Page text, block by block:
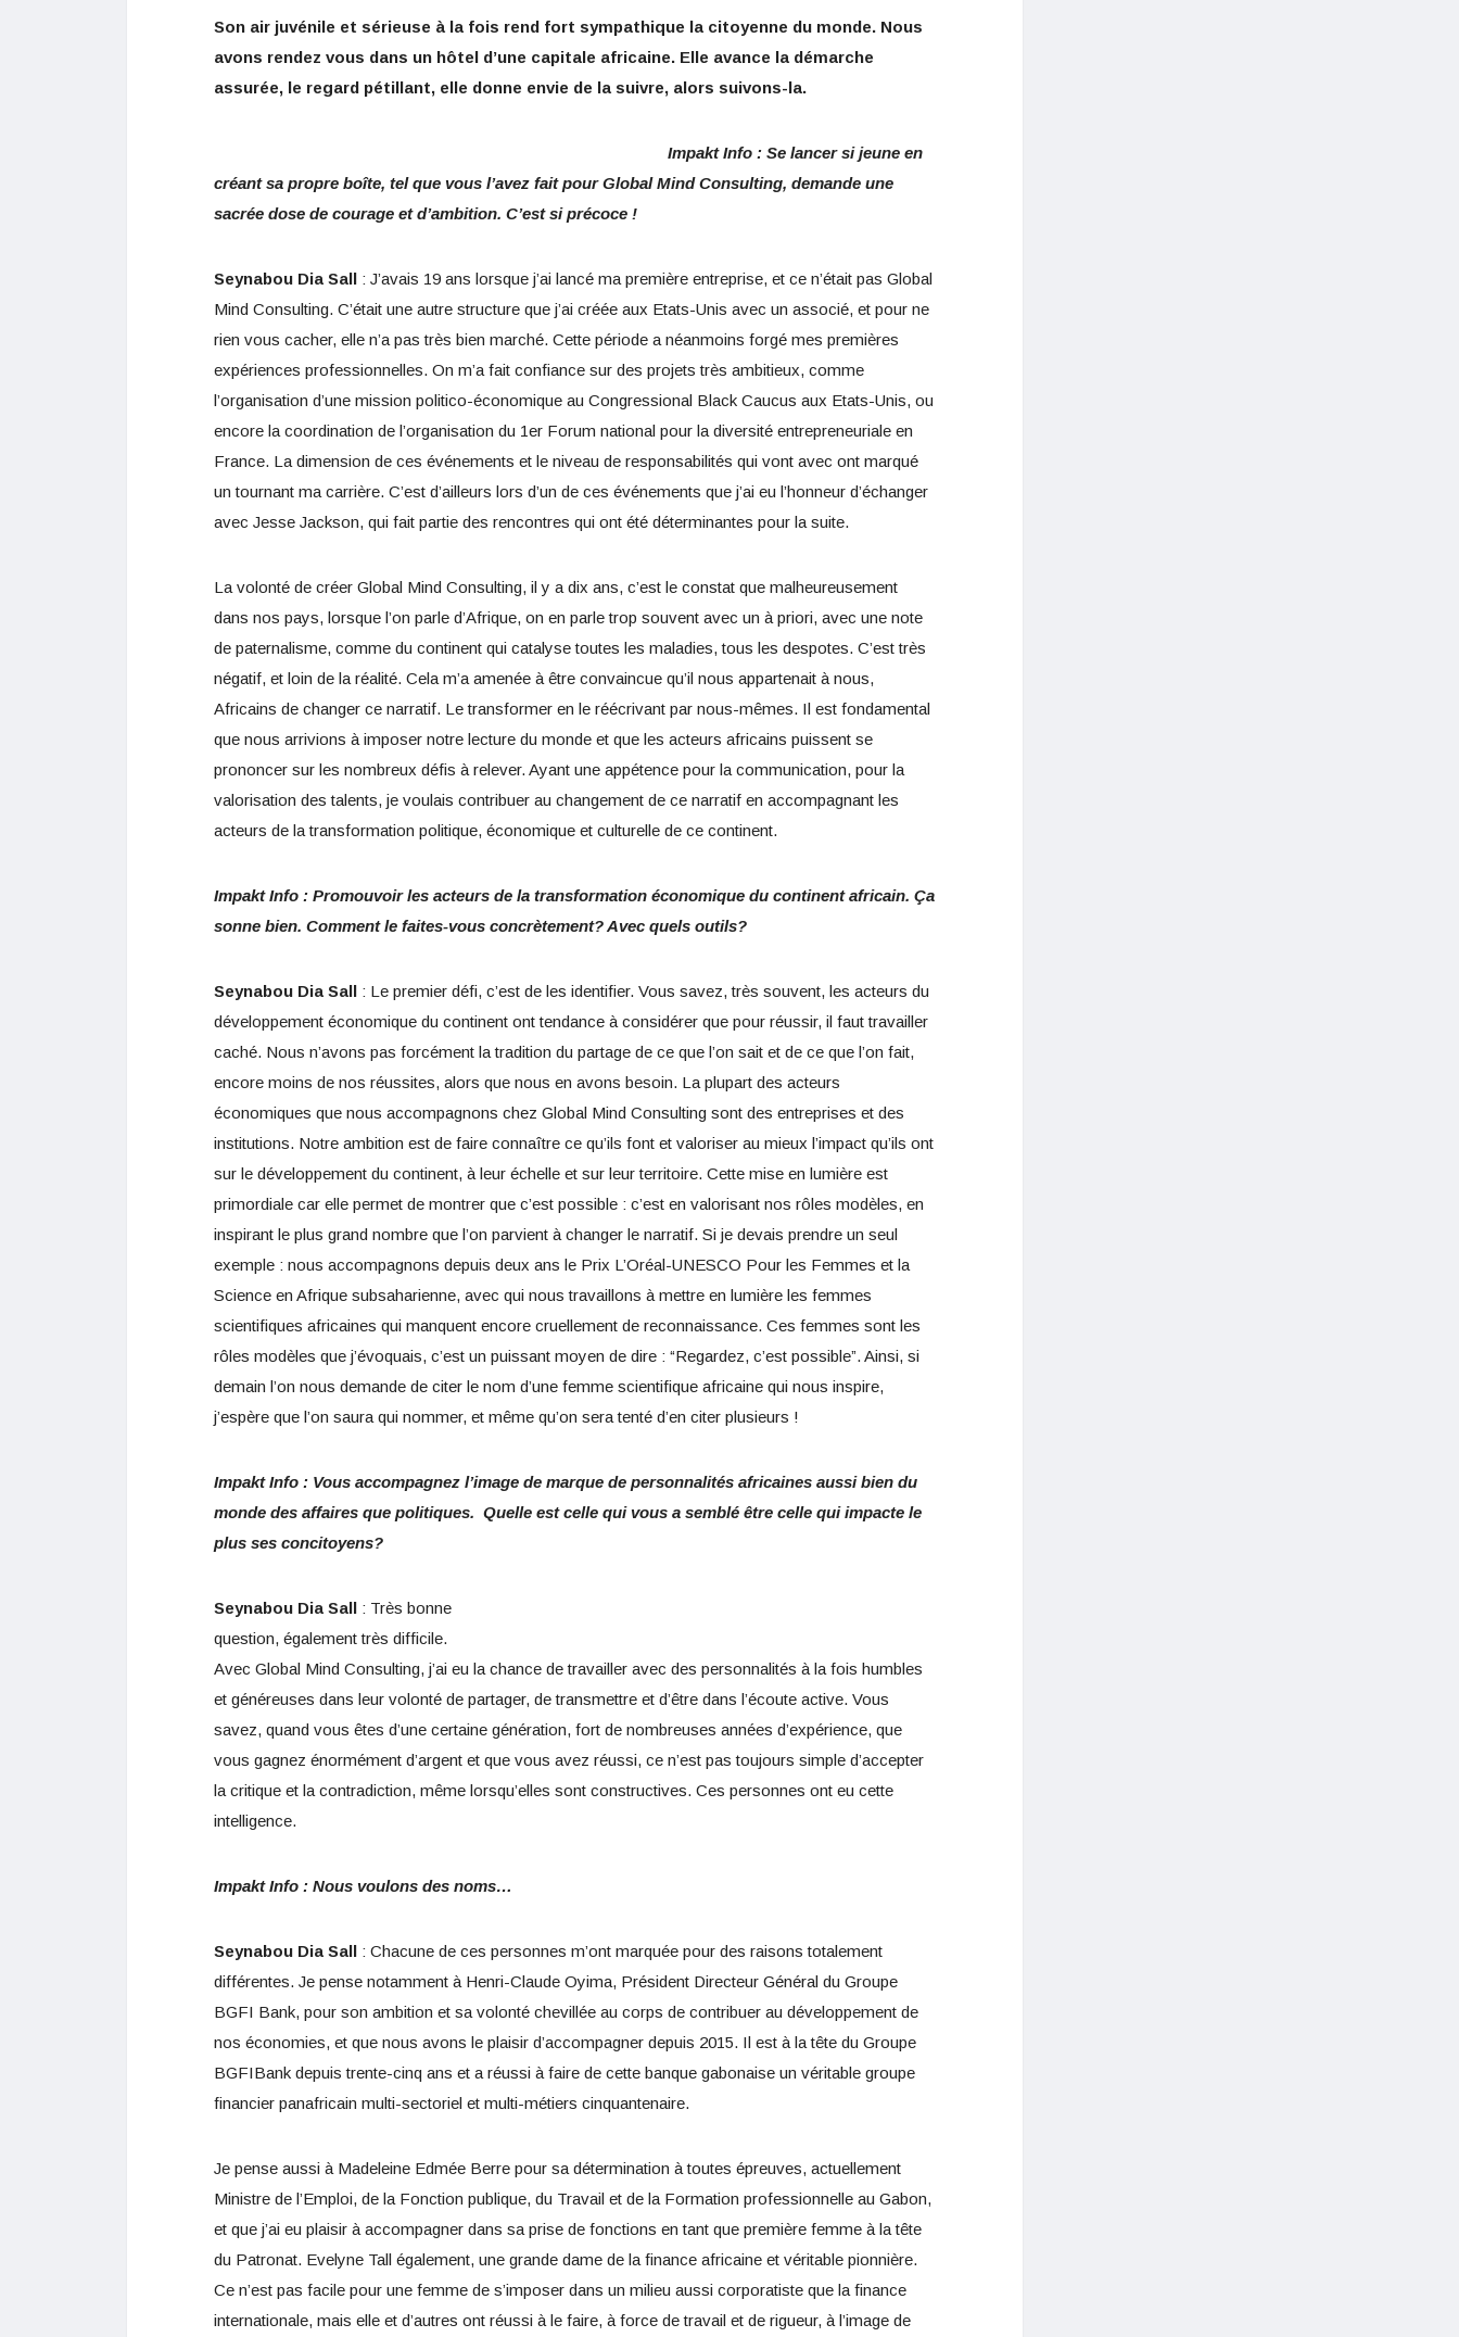
Son air juvénile et sérieuse à la fois rend fort sympathique la citoyenne du monde. Nous
avons rendez vous dans un hôtel d’une capitale africaine. Elle avance la démarche
assurée, le regard pétillant, elle donne envie de la suivre, alors suivons-la.
Impakt Info : Se lancer si jeune en
créant sa propre boîte, tel que vous l’avez fait pour Global Mind Consulting, demande une
sacrée dose de courage et d’ambition. C’est si précoce !
Seynabou Dia Sall : J’avais 19 ans lorsque j’ai lancé ma première entreprise, et ce n’était pas Global
Mind Consulting. C’était une autre structure que j’ai créée aux Etats-Unis avec un associé, et pour ne
rien vous cacher, elle n’a pas très bien marché. Cette période a néanmoins forgé mes premières
expériences professionnelles. On m’a fait confiance sur des projets très ambitieux, comme
l’organisation d’une mission politico-économique au Congressional Black Caucus aux Etats-Unis, ou
encore la coordination de l’organisation du 1er Forum national pour la diversité entrepreneuriale en
France. La dimension de ces événements et le niveau de responsabilités qui vont avec ont marqué
un tournant ma carrière. C’est d’ailleurs lors d’un de ces événements que j’ai eu l’honneur d’échanger
avec Jesse Jackson, qui fait partie des rencontres qui ont été déterminantes pour la suite.
La volonté de créer Global Mind Consulting, il y a dix ans, c’est le constat que malheureusement
dans nos pays, lorsque l’on parle d’Afrique, on en parle trop souvent avec un à priori, avec une note
de paternalisme, comme du continent qui catalyse toutes les maladies, tous les despotes. C’est très
négatif, et loin de la réalité. Cela m’a amenée à être convaincue qu’il nous appartenait à nous,
Africains de changer ce narratif. Le transformer en le réécrivant par nous-mêmes. Il est fondamental
que nous arrivions à imposer notre lecture du monde et que les acteurs africains puissent se
prononcer sur les nombreux défis à relever. Ayant une appétence pour la communication, pour la
valorisation des talents, je voulais contribuer au changement de ce narratif en accompagnant les
acteurs de la transformation politique, économique et culturelle de ce continent.
Impakt Info : Promouvoir les acteurs de la transformation économique du continent africain. Ça
sonne bien. Comment le faites-vous concrètement? Avec quels outils?
Seynabou Dia Sall : Le premier défi, c’est de les identifier. Vous savez, très souvent, les acteurs du
développement économique du continent ont tendance à considérer que pour réussir, il faut travailler
caché. Nous n’avons pas forcément la tradition du partage de ce que l’on sait et de ce que l’on fait,
encore moins de nos réussites, alors que nous en avons besoin. La plupart des acteurs
économiques que nous accompagnons chez Global Mind Consulting sont des entreprises et des
institutions. Notre ambition est de faire connaître ce qu’ils font et valoriser au mieux l’impact qu’ils ont
sur le développement du continent, à leur échelle et sur leur territoire. Cette mise en lumière est
primordiale car elle permet de montrer que c’est possible : c’est en valorisant nos rôles modèles, en
inspirant le plus grand nombre que l’on parvient à changer le narratif. Si je devais prendre un seul
exemple : nous accompagnons depuis deux ans le Prix L’Oréal-UNESCO Pour les Femmes et la
Science en Afrique subsaharienne, avec qui nous travaillons à mettre en lumière les femmes
scientifiques africaines qui manquent encore cruellement de reconnaissance. Ces femmes sont les
rôles modèles que j’évoquais, c’est un puissant moyen de dire : “Regardez, c’est possible”. Ainsi, si
demain l’on nous demande de citer le nom d’une femme scientifique africaine qui nous inspire,
j’espère que l’on saura qui nommer, et même qu’on sera tenté d’en citer plusieurs !
Impakt Info : Vous accompagnez l’image de marque de personnalités africaines aussi bien du
monde des affaires que politiques. Quelle est celle qui vous a semblé être celle qui impacte le
plus ses concitoyens?
Seynabou Dia Sall : Très bonne
question, également très difficile.
Avec Global Mind Consulting, j’ai eu la chance de travailler avec des personnalités à la fois humbles
et généreuses dans leur volonté de partager, de transmettre et d’être dans l’écoute active. Vous
savez, quand vous êtes d’une certaine génération, fort de nombreuses années d’expérience, que
vous gagnez énormément d’argent et que vous avez réussi, ce n’est pas toujours simple d’accepter
la critique et la contradiction, même lorsqu’elles sont constructives. Ces personnes ont eu cette
intelligence.
Impakt Info : Nous voulons des noms…
Seynabou Dia Sall : Chacune de ces personnes m’ont marquée pour des raisons totalement
différentes. Je pense notamment à Henri-Claude Oyima, Président Directeur Général du Groupe
BGFI Bank, pour son ambition et sa volonté chevillée au corps de contribuer au développement de
nos économies, et que nous avons le plaisir d’accompagner depuis 2015. Il est à la tête du Groupe
BGFIBank depuis trente-cinq ans et a réussi à faire de cette banque gabonaise un véritable groupe
financier panafricain multi-sectoriel et multi-métiers cinquantenaire.
Je pense aussi à Madeleine Edmée Berre pour sa détermination à toutes épreuves, actuellement
Ministre de l’Emploi, de la Fonction publique, du Travail et de la Formation professionnelle au Gabon,
et que j’ai eu plaisir à accompagner dans sa prise de fonctions en tant que première femme à la tête
du Patronat. Evelyne Tall également, une grande dame de la finance africaine et véritable pionnière.
Ce n’est pas facile pour une femme de s’imposer dans un milieu aussi corporatiste que la finance
internationale, mais elle et d’autres ont réussi à le faire, à force de travail et de rigueur, à l’image de